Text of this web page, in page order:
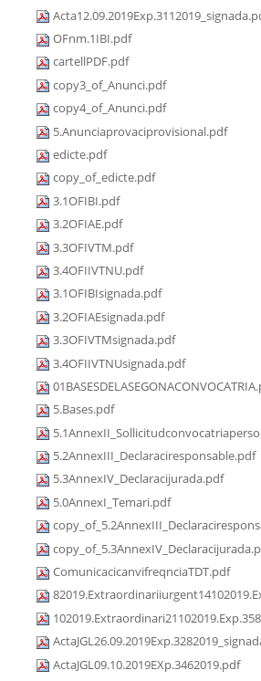
OFnm.1IBI.pdf
cartellPDF.pdf
copy3_of_Anunci.pdf
copy4_of_Anunci.pdf
5.Anunciaprovaciprovisional.pdf
edicte.pdf
copy_of_edicte.pdf
3.1OFIBI.pdf
3.2OFIAE.pdf
3.3OFIVTM.pdf
3.4OFIIVTNU.pdf
3.1OFIBIsignada.pdf
3.2OFIAEsignada.pdf
3.3OFIVTMsignada.pdf
3.4OFIIVTNUsignada.pdf
5.Bases.pdf
5.2AnnexIII_Declaraciresponsable.pdf
5.3AnnexIV_Declaracijurada.pdf
5.0AnnexI_Temari.pdf
ComunicacicanvifreqnciaTDT.pdf
ActaJGL09.10.2019EXp.3462019.pdf